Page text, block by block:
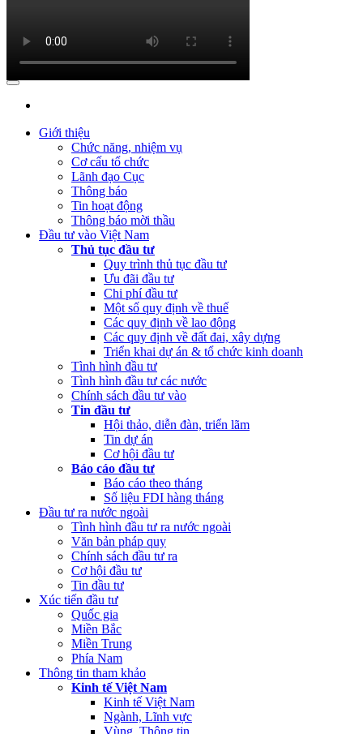
quyết toán ngân sách năm 2022 của Cục Đầu tư nước ngoài
(Thứ Hai, 09/10/2023 03:45)Báo cáo tình hình công khai ngân
(Thứ Ba, 04/07/2023 05:29)
(Thứ Tư, 12/04/2023 03:20)Thực hiện công khai báo cáo tình hình
thực hiện dự toán NSNN Quý 1 năm 2023
(Thứ Ba, 21/03/2023 04:55)
2022 của Ban Quản lý dự án Nâng cấp và phát triển Hệ thống
thông tin quốc gia về đầu tư
(Thứ Hai, 20/03/2023 05:26)
NSNN Quý 4 và cả năm 2022
(Thứ Hai, 20/03/2023 05:17)Công bố công khai quyết toán ngân
sách nhà nước năm 2022 cùa Trung tâm Xúc tiến đầu tư phía Bắc
(Thứ Sáu, 24/02/2023 05:43)Việt Nam, Bỉ thúc đẩy hợp tác đổi
Giới thiệu
Chức năng, nhiệm vụ
Cơ cấu tổ chức
Lãnh đạo Cục
Thông báo
Tin hoạt động
Thông báo mời thầu
Đầu tư vào Việt Nam
Thủ tục đầu tư
Quy trình thủ tục đầu tư
Ưu đãi đầu tư
Chi phí đầu tư
Một số quy định về thuế
Các quy định về lao động
Các quy định về đất đai, xây dựng
Triển khai dự án & tổ chức kinh doanh
Tình hình đầu tư
Tình hình đầu tư các nước
Chính sách đầu tư vào
Tin đầu tư
Hội thảo, diễn đàn, triển lãm
Tin dự án
Cơ hội đầu tư
Báo cáo đầu tư
Báo cáo theo tháng
Số liệu FDI hàng tháng
Đầu tư ra nước ngoài
Tình hình đầu tư ra nước ngoài
Văn bản pháp quy
Chính sách đầu tư ra
Cơ hội đầu tư
Tin đầu tư
Xúc tiến đầu tư
Quốc gia
Miền Bắc
Miền Trung
Phía Nam
Thông tin tham khảo
Kinh tế Việt Nam
Kinh tế Việt Nam
Ngành, Lĩnh vực
Vùng, Thông tin